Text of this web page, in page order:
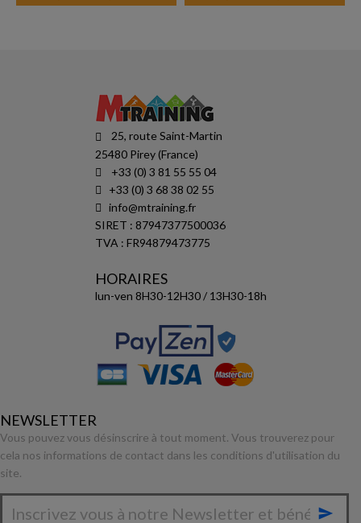
25, route Saint-Martin
25480 Pirey (France)
+33 (0) 3 81 55 55 04
+33 (0) 3 68 38 02 55
info@mtraining.fr
SIRET : 87947377500036
TVA : FR94879473775
HORAIRES
lun-ven 8H30-12H30 / 13H30-18h
NEWSLETTER
Vous pouvez vous désinscrire à tout moment. Vous trouverez pour
cela nos informations de contact dans les conditions d'utilisation du
site.
